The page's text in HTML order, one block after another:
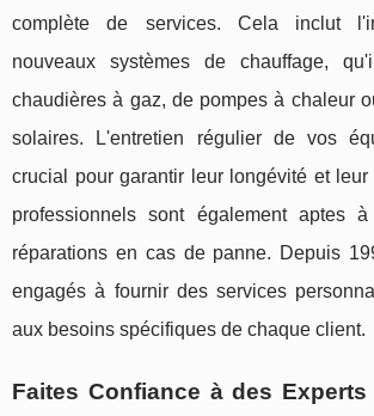
complète de services. Cela inclut
nouveaux systèmes de chauffage,
chaudières à gaz, de pompes à chaleur
solaires. L'entretien régulier de vos
crucial pour garantir leur longévité et leur
professionnels sont également aptes
réparations en cas de panne. Depuis
engagés à fournir des services
aux besoins spécifiques de chaque client.
Faites Confiance à des